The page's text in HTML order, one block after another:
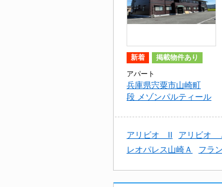
新着 掲載物件あり
アパート
兵庫県宍粟市山崎町
段 メゾンパルティール
アリビオ II アリビオ
レオパレス山崎Ａ
フラ